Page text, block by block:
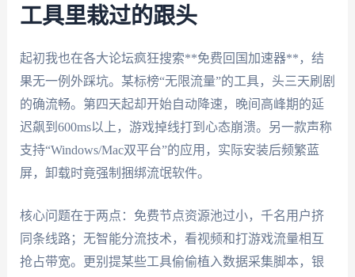
工具里栽过的跟头
起初我也在各大论坛疯狂搜索**免费回国加速器**，结
果无一例外踩坑。某标榜“无限流量”的工具，头三天刷剧
的确流畅。第四天起却开始自动降速，晚间高峰期的延
迟飙到600ms以上，游戏掉线打到心态崩溃。另一款声称
支持“Windows/Mac双平台”的应用，实际安装后频繁蓝
屏，卸载时竟强制捆绑流氓软件。
核心问题在于两点：免费节点资源池过小，千名用户挤
同条线路；无智能分流技术，看视频和打游戏流量相互
抢占带宽。更别提某些工具偷偷植入数据采集脚本，银